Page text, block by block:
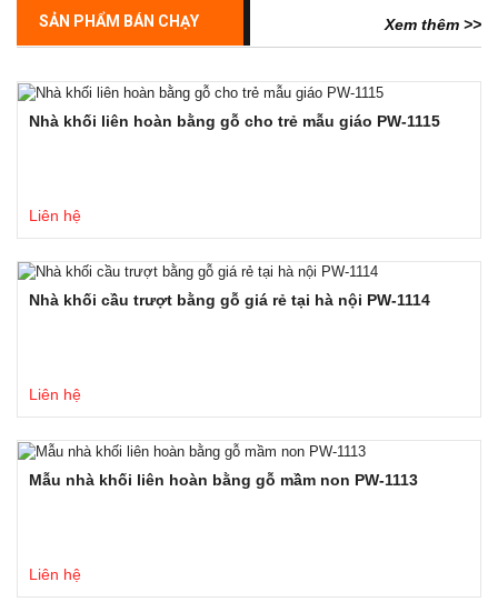
SẢN PHẨM BÁN CHẠY Xem thêm >>
Nhà khối liên hoàn bằng gỗ cho trẻ mẫu giáo PW-1115
Liên hệ
Nhà khối cầu trượt bằng gỗ giá rẻ tại hà nội PW-1114
Liên hệ
Mẫu nhà khối liên hoàn bằng gỗ mầm non PW-1113
Liên hệ